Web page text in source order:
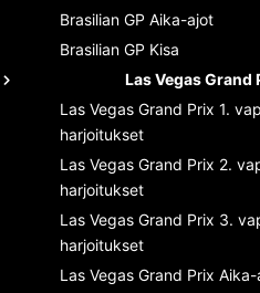
Brasilian GP Aika-ajot
Brasilian GP Kisa
Las Vegas Grand
Las Vegas Grand Prix 1.
harjoitukset
Las Vegas Grand Prix 2.
harjoitukset
Las Vegas Grand Prix 3.
harjoitukset
Las Vegas Grand Prix Aika-